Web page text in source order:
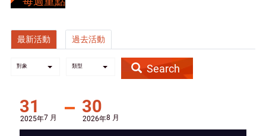
最新活動 過去活動
對象 類型 Search
31
7 月
2025年
30
8 月
2026年